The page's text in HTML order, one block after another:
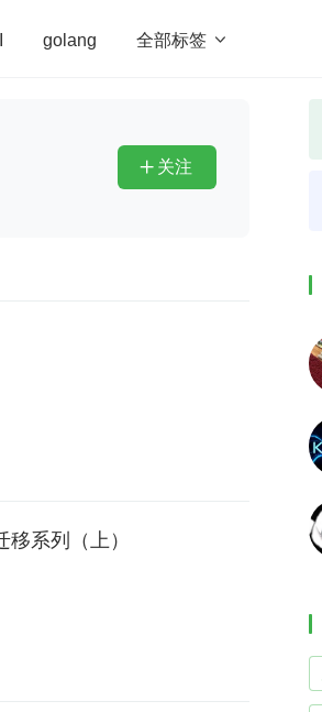
golang 全部标签 
redis
 关注
系列（上）